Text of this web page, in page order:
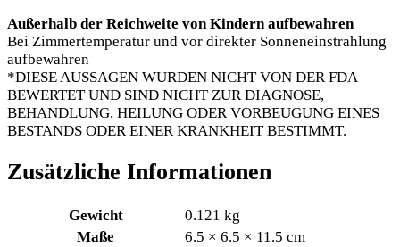
Außerhalb der Reichweite von Kindern aufbewahren
Bei Zimmertemperatur und vor direkter Sonneneinstrahlung
aufbewahren
*DIESE AUSSAGEN WURDEN NICHT VON DER FDA
BEWERTET UND SIND NICHT ZUR DIAGNOSE,
BEHANDLUNG, HEILUNG ODER VORBEUGUNG EINES
BESTANDS ODER EINER KRANKHEIT BESTIMMT.
Zusätzliche Informationen
Gewicht
0.121 kg
Maße
6.5 × 6.5 × 11.5 cm